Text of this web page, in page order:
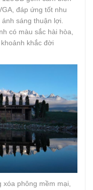
đáp ứng tốt nhu
sáng thuận lợi.
có màu sắc hài hòa,
khắc đời
phông mềm mại,